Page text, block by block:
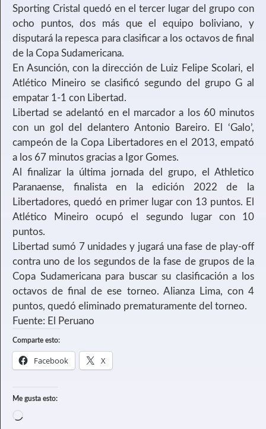
Sporting Cristal quedó en el tercer lugar del grupo con
ocho puntos, dos más que el equipo boliviano, y
disputará la repesca para clasificar a los octavos de final
de la Copa Sudamericana.
En Asunción, con la dirección de Luiz Felipe Scolari, el
Atlético Mineiro se clasificó segundo del grupo G al
empatar 1-1 con Libertad.
Libertad se adelantó en el marcador a los 60 minutos
con un gol del delantero Antonio Bareiro. El ‘Galo’,
campeón de la Copa Libertadores en el 2013, empató
a los 67 minutos gracias a Igor Gomes.
Al finalizar la última jornada del grupo, el Athletico
Paranaense, finalista en la edición 2022 de la
Libertadores, quedó en primer lugar con 13 puntos. El
Atlético Mineiro ocupó el segundo lugar con 10
puntos.
Libertad sumó 7 unidades y jugará una fase de play-off
contra uno de los segundos de la fase de grupos de la
Copa Sudamericana para buscar su clasificación a los
octavos de final de ese torneo. Alianza Lima, con 4
puntos, quedó eliminado prematuramente del torneo.
Fuente: El Peruano
Comparte esto:
Facebook X
Me gusta esto: